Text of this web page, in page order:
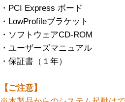
・PCI Express ボード
・LowProfileブラケット
・ソフトウェアCD-ROM
・ユーザーズマニュアル
・保証書（１年）
【ご注意】